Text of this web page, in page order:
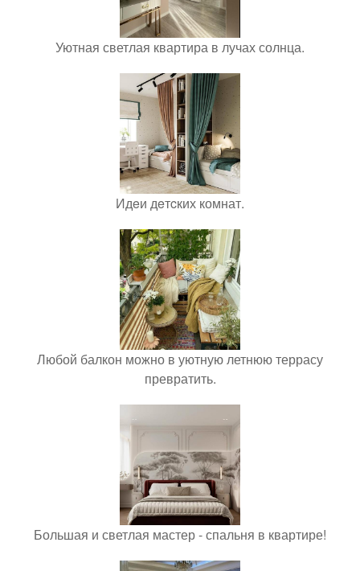
Уютная светлая квартира в лучах солнца.
Идeи дeтcких комнат.
Любой балкон можно в уютную летнюю террасу
превратить.
Большая и светлая мастер - спальня в квартире!